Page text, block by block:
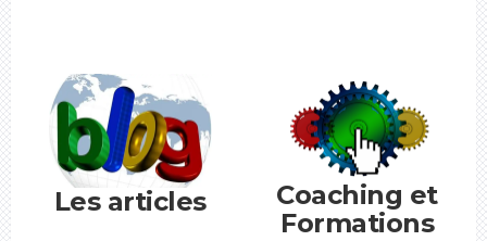
Les articles
Coaching et
Formations